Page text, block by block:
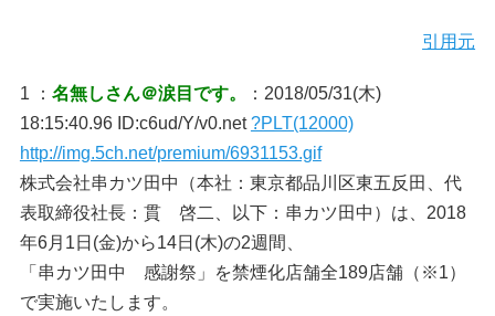
引用元
1 ： 名無しさん＠涙目です。
：2018/05/31(木)
18:15:40.96 ID:c6ud/Y/v0.net?PLT(12000)
http://img.5ch.net/premium/6931153.gif
株式会社串カツ田中（本社：東京都品川区東五反田、代
表取締役社長：貫 啓二、以下：串カツ田中）は、2018
年6月1日(金)から14日(木)の2週間、
「串カツ田中 感謝祭」を禁煙化店舗全189店舗（※1）
で実施いたします。